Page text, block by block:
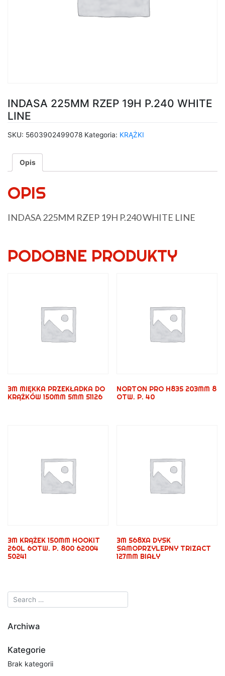
INDASA 225MM RZEP 19H P.240 WHITE
LINE
SKU: 5603902499078 Kategoria: KRĄŻKI
Opis
OPIS
INDASA 225MM RZEP 19H P.240 WHITE LINE
PODOBNE PRODUKTY
3M MIĘKKA PRZEKŁADKA DO
KRĄŻKÓW 150MM 5MM 51126
NORTON PRO H835 203MM 8
OTW. P. 40
3M KRĄŻEK 150MM HOOKIT
260L 6OTW. P. 800 62004
50241
3M 568XA DYSK
SAMOPRZYLEPNY TRIZACT
127MM BIAŁY
Archiwa
Kategorie
Brak kategorii